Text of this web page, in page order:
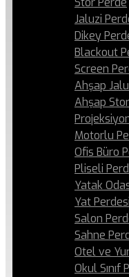
Jaluzi
Dikey
Blackout
Screen
Ahşap
Ahşap
Motorlu
Ofis Büro
Pliseli
Yatak
Yat Perdesi
Salon
Sahne
Otel ve
Okul Sınıf